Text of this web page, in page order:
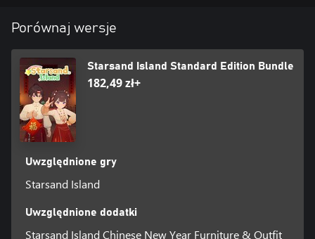
Porównaj wersje
Starsand Island Standard Edition Bundle
182,49 zł+
Uwzględnione gry
Starsand Island
Uwzględnione dodatki
Starsand Island Chinese New Year Furniture & Outfit